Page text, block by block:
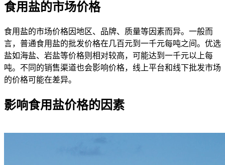
食用盐的市场价格
食用盐的市场价格因地区、品牌、质量等因素而异。一般而
言，普通食用盐的批发价格在几百元到一千元每吨之间。优选
盐如海盐、岩盐等价格则相对较高，可能达到一千元以上每
吨。不同的销售渠道也会影响价格，线上平台和线下批发市场
的价格可能在差异。
影响食用盐价格的因素